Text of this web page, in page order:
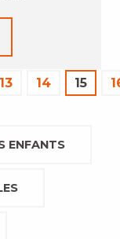
13 14 15
ENFANTS